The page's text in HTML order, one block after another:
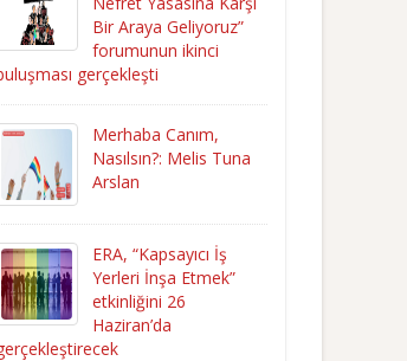
Bir Araya Geliyoruz”
forumunun ikinci
gerçekleşti
Merhaba Canım,
Nasılsın?: Melis Tuna
Arslan
ERA, “Kapsayıcı İş
Yerleri İnşa Etmek”
etkinliğini 26
Haziran’da